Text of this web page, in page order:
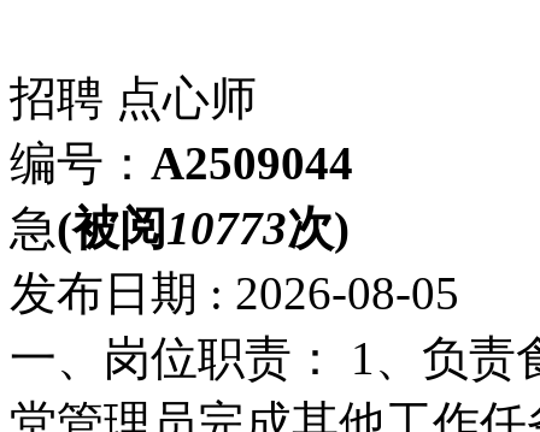
招聘 点心师
编号： A2509044
急(被阅 10773次)
发布日期 : 2026-08-05
一、岗位职责： 1、负责